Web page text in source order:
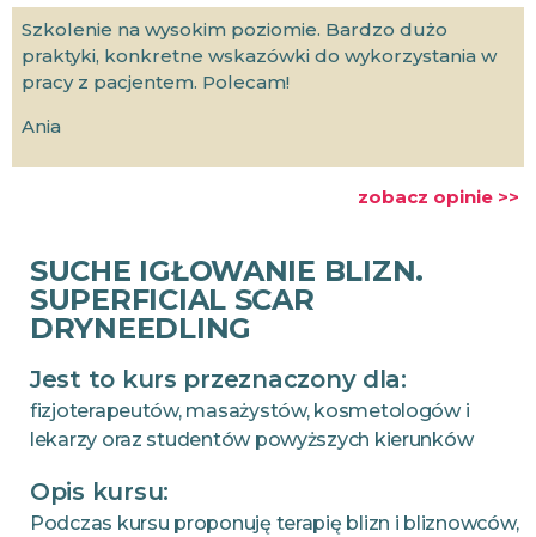
Szkolenie na wysokim poziomie. Bardzo dużo
praktyki, konkretne wskazówki do wykorzystania w
pracy z pacjentem. Polecam!
Ania
zobacz opinie >>
SUCHE IGŁOWANIE BLIZN.
SUPERFICIAL SCAR
DRYNEEDLING
Jest to kurs przeznaczony dla:
fizjoterapeutów, masażystów, kosmetologów i
lekarzy oraz studentów powyższych kierunków
Opis kursu:
Podczas kursu proponuję terapię blizn i bliznowców,